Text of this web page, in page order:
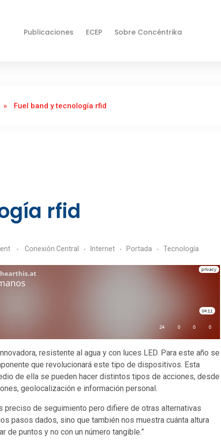
Publicaciones ECEP Sobre Concéntrika
» Fuel band y tecnología rfid
rfid
Conexión Central Internet Portada Tecnologí­a
resistente al agua y con luces LED. Para este año se
que revolucionará este tipo de dispositivos. Esta
de ella se pueden hacer distintos tipos de acciones, desde
geolocalización e información personal.
preciso de seguimiento pero difiere de otras alternativas
pasos dados, sino que también nos muestra cuánta altura
de puntos y no con un número tangible.”